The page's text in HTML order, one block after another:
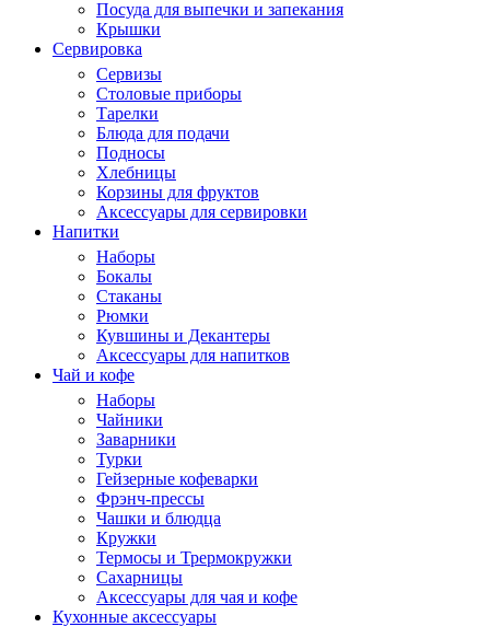
Посуда для выпечки и запекания
Крышки
Сервировка
Сервизы
Столовые приборы
Тарелки
Блюда для подачи
Подносы
Хлебницы
Корзины для фруктов
Аксессуары для сервировки
Напитки
Наборы
Бокалы
Стаканы
Рюмки
Кувшины и Декантеры
Аксессуары для напитков
Чай и кофе
Наборы
Чайники
Заварники
Турки
Гейзерные кофеварки
Фрэнч-прессы
Чашки и блюдца
Кружки
Термосы и Трермокружки
Сахарницы
Аксессуары для чая и кофе
Кухонные аксессуары